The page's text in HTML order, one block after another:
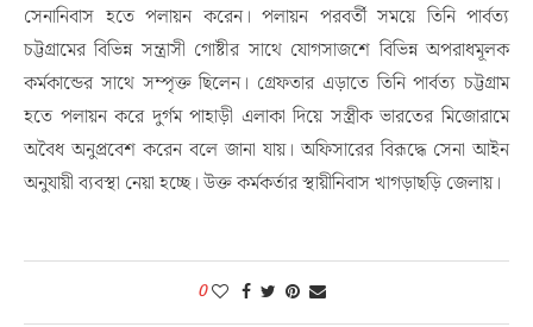
সেনানিবাস হতে পলায়ন করেন। পলায়ন পরবর্তী সময়ে তিনি পার্বত্য
চট্টগ্রামের বিভিন্ন সন্ত্রাসী গোষ্টীর সাথে যোগসাজশে বিভিন্ন অপরাধমূলক
কর্মকান্ডের সাথে সম্পৃক্ত ছিলেন। গ্রেফতার এড়াতে তিনি পার্বত্য চট্টগ্রাম
হতে পলায়ন করে দুর্গম পাহাড়ী এলাকা দিয়ে সস্ত্রীক ভারতের মিজোরামে
অবৈধ অনুপ্রবেশ করেন বলে জানা যায়। অফিসারের বিরূদ্ধে সেনা আইন
অনুযায়ী ব্যবস্থা নেয়া হচ্ছে। উক্ত কর্মকর্তার স্থায়ীনিবাস খাগড়াছড়ি জেলায়।
0